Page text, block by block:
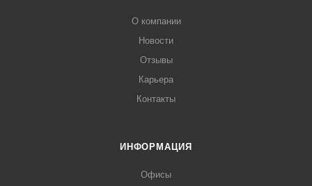
О компании
Новости
Отзывы
Карьера
Контакты
ИНФОРМАЦИЯ
Офисы